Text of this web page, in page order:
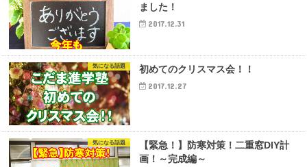
ました！
2017.12.31
気になる話題 初めてのクリスマス会！！
2017.12.27
気になる話題
【緊急！】防寒対策！二重窓DIY計
画！～完成編～